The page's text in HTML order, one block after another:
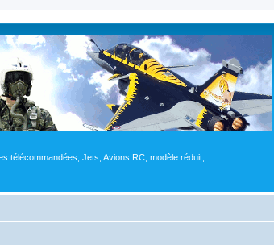
télécommandées, Jets, Avions RC, modèle réduit,